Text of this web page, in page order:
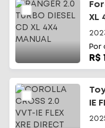
XL
Por
R$
IE